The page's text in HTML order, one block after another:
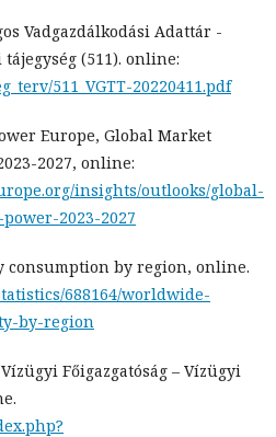
Vadgazdálkodási Adattár -
(511). online:
511_VGTT-20220411.pdf
Europe, Global Market
2027, online:
insights/outlooks/global-
2023-2027
consumption by region, online.
688164/worldwide-
by-region
Vízügyi Főigazgatóság – Vízügyi